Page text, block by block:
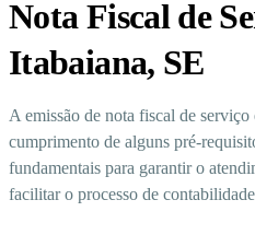
Nota Fiscal de
Itabaiana, SE
A emissão de nota fiscal de
cumprimento de alguns pré-
fundamentais para garantir o
facilitar o processo de